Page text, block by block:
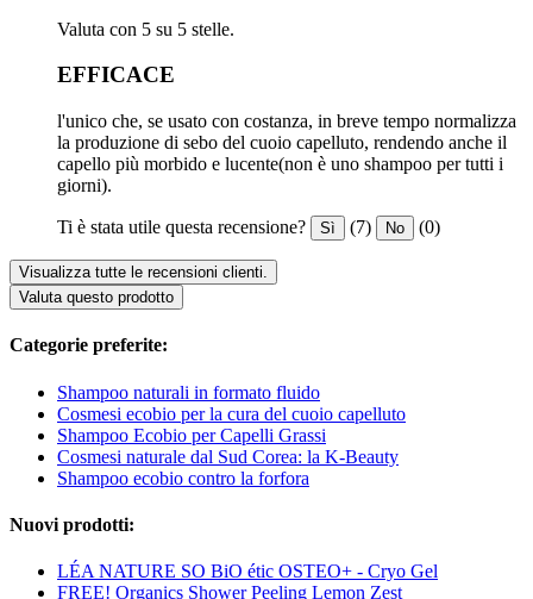
Valuta con 5 su 5 stelle.
EFFICACE
l'unico che, se usato con costanza, in breve tempo normalizza
la produzione di sebo del cuoio capelluto, rendendo anche il
capello più morbido e lucente(non è uno shampoo per tutti i
giorni).
Ti è stata utile questa recensione? Sì (7) No (0)
Visualizza tutte le recensioni clienti.
Valuta questo prodotto
Categorie preferite:
Shampoo naturali in formato fluido
Cosmesi ecobio per la cura del cuoio capelluto
Shampoo Ecobio per Capelli Grassi
Cosmesi naturale dal Sud Corea: la K-Beauty
Shampoo ecobio contro la forfora
Nuovi prodotti:
LÉA NATURE SO BiO étic OSTEO+ - Cryo Gel
FREE! Organics Shower Peeling Lemon Zest